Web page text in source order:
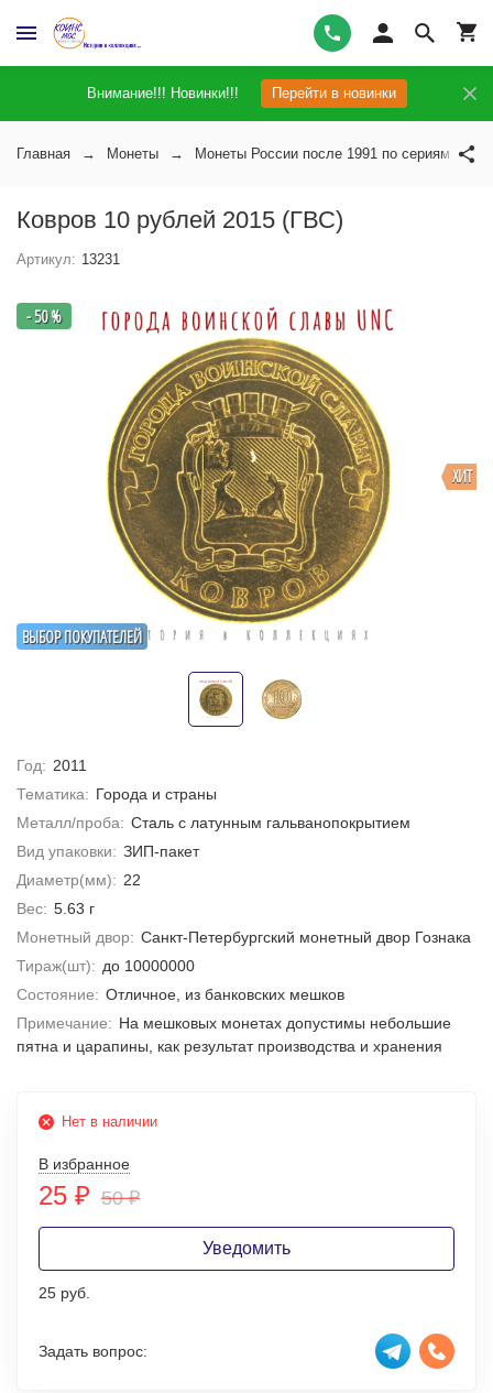
Внимание!!! Новинки!!! Перейти в новинки
Главная Монеты Монеты России после 1991 по сериям
Ковров 10 рублей 2015 (ГВС)
Артикул: 13231
ВЫБОР ПОКУПАТЕЛЕЙ
ХИТ
- 50 %
Год: 2011
Тематика: Города и страны
Металл/проба: Сталь с латунным гальванопокрытием
Вид упаковки: ЗИП-пакет
Диаметр(мм): 22
Вес: 5.63 г
Монетный двор: Санкт-Петербургский монетный двор Гознака
Тираж(шт): до 10000000
Состояние: Отличное, из банковских мешков
Примечание: На мешковых монетах допустимы небольшие
пятна и царапины, как результат производства и хранения
Нет в наличии
В избранное
25 ₽ 50₽
Уведомить
25 руб.
Задать вопрос: